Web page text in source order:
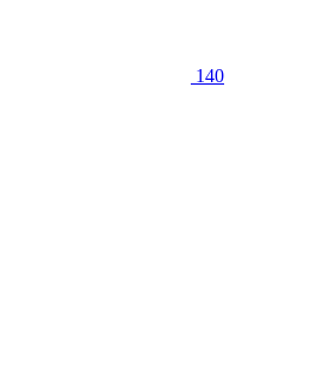
140